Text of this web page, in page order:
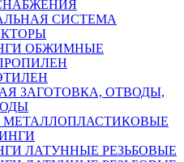
СИСТЕМА
ОБЖИМНЫЕ
ЗАГОТОВКА, ОТВОДЫ,
МЕТАЛЛОПЛАСТИКОВЫЕ
ЛАТУННЫЕ РЕЗЬБОВЫЕ